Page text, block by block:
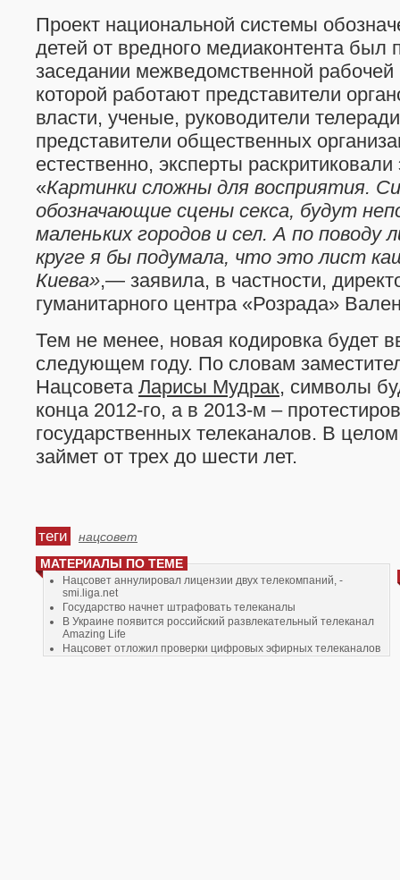
Проект национальной системы
детей от вредного медиаконтента был
заседании межведомственной рабочей
которой работают представители
власти, ученые, руководители
представители общественных
естественно, эксперты
«Картинки сложны для восприятия.
обозначающие сцены секса, будут
маленьких городов и сел. А по поводу
круге я бы подумала, что это лист
Киева»,— заявила, в частности,
гуманитарного центра «Розрада»
Тем не менее, новая кодировка будет
следующем году. По словам
Нацсовета Ларисы Мудрак, символы
конца 2012-го, а в 2013-м –
государственных телеканалов. В
займет от трех до шести лет.
теги
нацсовет
МАТЕРИАЛЫ ПО ТЕМЕ
Нацсовет аннулировал лицензии двух телекомпаний, -
smi.liga.net
Государство начнет штрафовать телеканалы
В Украине появится российский развлекательный телеканал
Amazing Life
Нацсовет отложил проверки цифровых эфирных телеканалов